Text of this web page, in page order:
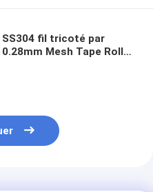
SS304 fil tricoté par
0.28mm Mesh Tape Roll